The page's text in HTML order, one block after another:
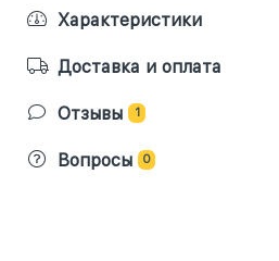
Характеристики
Доставка и оплата
Отзывы 1
Вопросы 0